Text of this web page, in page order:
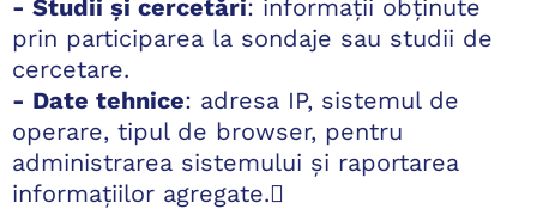
- Studii și cercetări: informații obținute
prin participarea la sondaje sau studii de
cercetare.
- Date tehnice: adresa IP, sistemul de
operare, tipul de browser, pentru
administrarea sistemului și raportarea
informațiilor agregate.